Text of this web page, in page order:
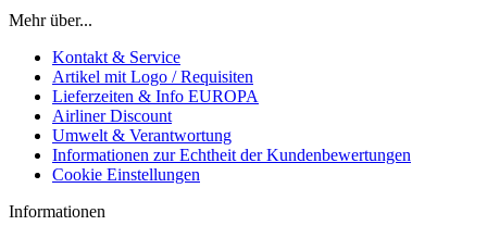
Mehr über...
Kontakt & Service
Artikel mit Logo / Requisiten
Lieferzeiten & Info EUROPA
Airliner Discount
Umwelt & Verantwortung
Informationen zur Echtheit der Kundenbewertungen
Cookie Einstellungen
Informationen